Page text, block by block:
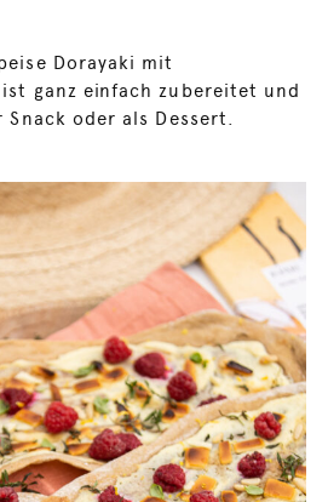
Dorayaki mit
ganz einfach zubereitet und
oder als Dessert.